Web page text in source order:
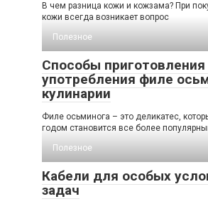
В чем разница кожи и кожзама? При
кожи всегда возникает вопрос
Полезное
Способы приготовления
употребления филе
кулинарии
Филе осьминога – это деликатес,
годом становится все более
Полезное
Кабели для особых
задач